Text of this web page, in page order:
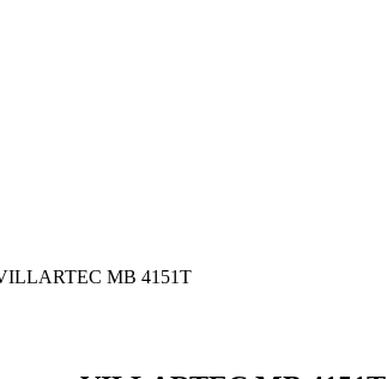
VILLARTEC MB 4151T